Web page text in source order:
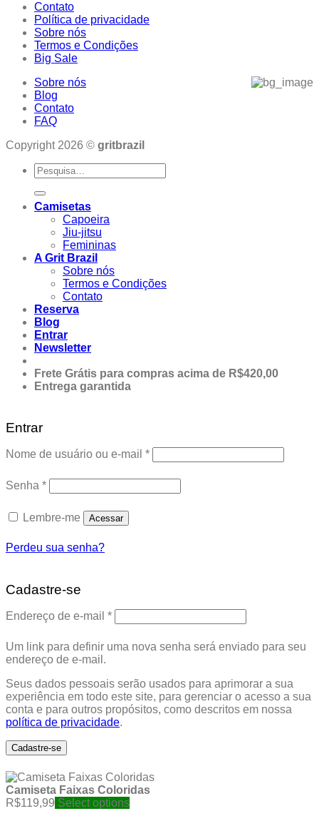
Contato
Política de privacidade
Sobre nós
Termos e Condições
Big Sale
Sobre nós
Blog
Contato
FAQ
Copyright 2026 © gritbrazil
Pesquisar
por:
Camisetas
Capoeira
Jiu-jitsu
Femininas
A Grit Brazil
Sobre nós
Termos e Condições
Contato
Reserva
Blog
Entrar
Newsletter
Frete Grátis para compras acima de R$420,00
Entrega garantida
Entrar
Nome de usuário ou e-mail *Obrigatório
Senha *Obrigatório
Lembre-me Acessar
Perdeu sua senha?
Cadastre-se
Endereço de e-mail *Obrigatório
Um link para definir uma nova senha será enviado para seu
endereço de e-mail.
Seus dados pessoais serão usados para aprimorar a sua
experiência em todo este site, para gerenciar o acesso a sua
conta e para outros propósitos, como descritos em nossa
política de privacidade.
Cadastre-se
Camiseta Faixas Coloridas
R$119,99 Select options